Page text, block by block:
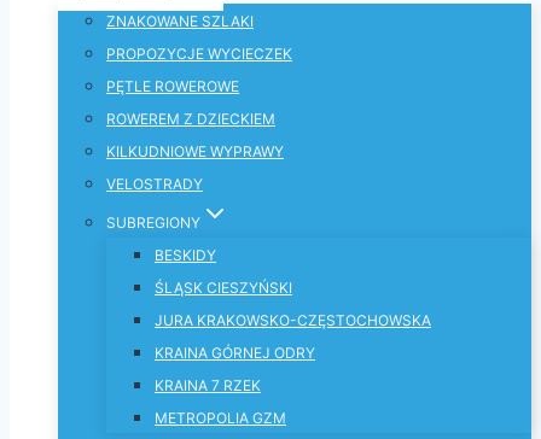
ZNAKOWANE SZLAKI
PROPOZYCJE WYCIECZEK
PĘTLE ROWEROWE
ROWEREM Z DZIECKIEM
KILKUDNIOWE WYPRAWY
VELOSTRADY
SUBREGIONY
BESKIDY
ŚLĄSK CIESZYŃSKI
JURA KRAKOWSKO-CZĘSTOCHOWSKA
KRAINA GÓRNEJ ODRY
KRAINA 7 RZEK
METROPOLIA GZM